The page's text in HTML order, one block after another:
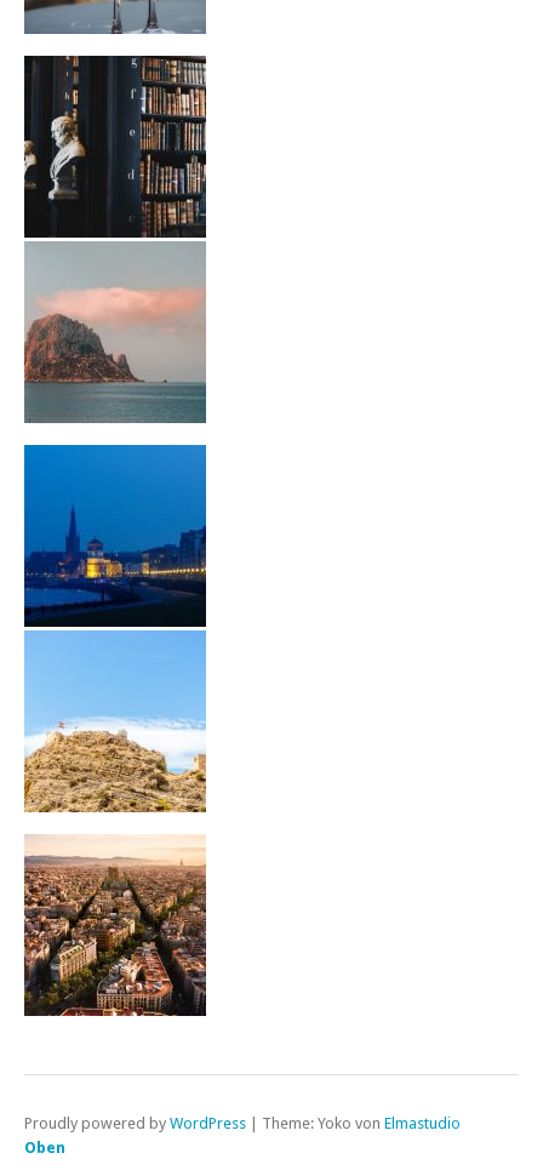
Proudly powered by WordPress Theme: Yoko von Elmastudio
Oben